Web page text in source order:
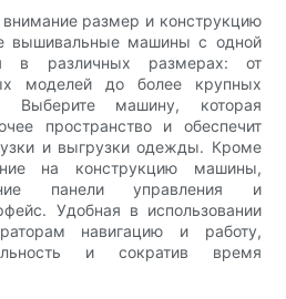
размер и конструкцию
вышивальные машины с одной
в различных размерах: от
моделей до более крупных
Выберите машину, которая
пространство и обеспечит
и выгрузки одежды. Кроме
на конструкцию машины,
панели управления и
Удобная в использовании
навигацию и работу,
и сократив время